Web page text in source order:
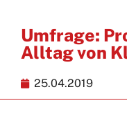
Umfrage:
Alltag von
25.04.2019